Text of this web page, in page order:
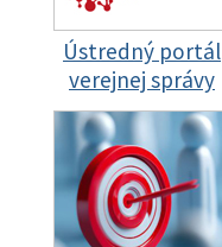
Ústredný portál
verejnej správy